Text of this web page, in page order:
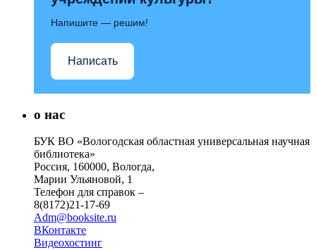
Напишите — решим!
Написать
о нас
БУК ВО «Вологодская областная универсальная научная
библиотека»
Россия, 160000, Вологда,
Марии Ульяновой, 1
Телефон для справок –
8(8172)21-17-69
Adm@booksite.ru
ВКонтакте
Видеохостинг